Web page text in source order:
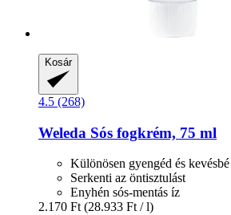
Kosár
4.5 (268)
Weleda Sós fogkrém, 75 ml
Különösen gyengéd és
Serkenti az öntisztulást
Enyhén sós-mentás íz
2.170 Ft (28.933 Ft / l)